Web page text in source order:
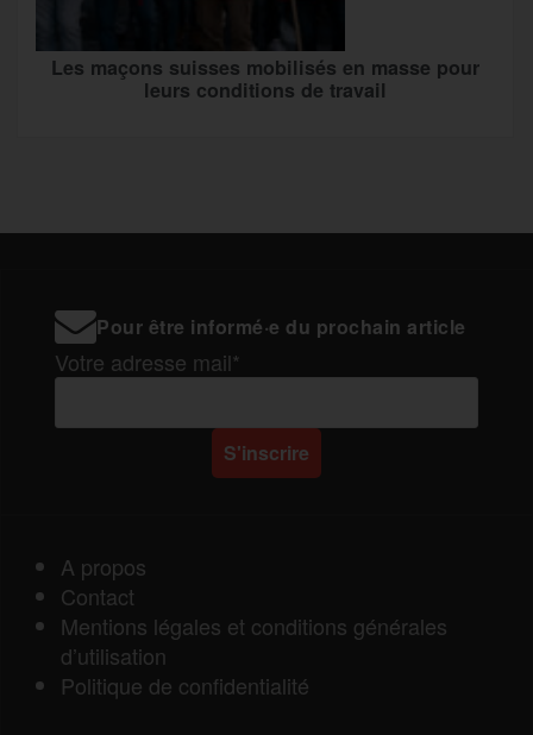
Les maçons suisses mobilisés en masse pour
leurs conditions de travail
Pour être informé·e du prochain article
Votre adresse mail*
A propos
Contact
Mentions légales et conditions générales
d’utilisation
Politique de confidentialité